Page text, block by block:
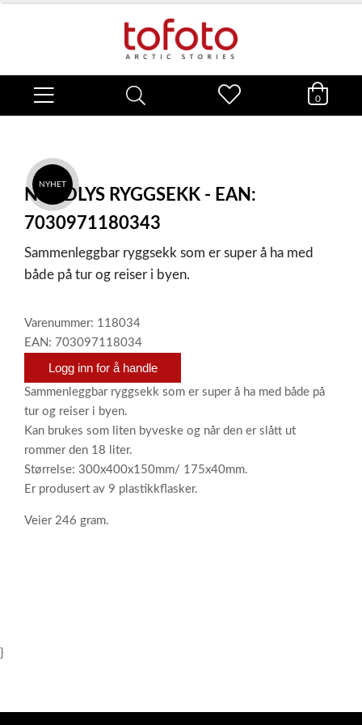
0
NYHET
NORDLYS RYGGSEKK - EAN:
7030971180343
Sammenleggbar ryggsekk som er super å ha med
både på tur og reiser i byen.
Varenummer: 118034
EAN: 703097118034
Logg inn for å handle
Sammenleggbar ryggsekk som er super å ha med både på
tur og reiser i byen.
Kan brukes som liten byveske og når den er slått ut
rommer den 18 liter.
Størrelse: 300x400x150mm/ 175x40mm.
Er produsert av 9 plastikkflasker.
Veier 246 gram.
}